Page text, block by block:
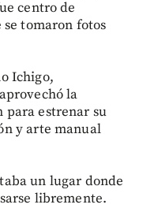
centro de
tomaron fotos
Ichigo,
la
para estrenar su
y arte manual
un lugar donde
libremente.